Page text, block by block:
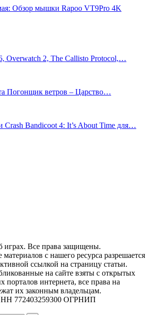
Обзор мышки Rapoo VT9Pro 4K
Overwatch 2, The Callisto Protocol,…
Погонщик ветров – Царство…
Crash Bandicoot 4: It’s About Time для…
играх. Все права защищены.
с нашего ресурса разрешается
ссылкой на страницу статьи.
на сайте взяты с открытых
порталов интернета, все права на
их законным владельцам.
772403259300 ОГРНИП